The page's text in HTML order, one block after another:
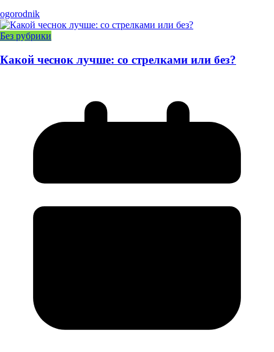
ogorodnik
Без рубрики
Какой чеснок лучше: со стрелками или без?